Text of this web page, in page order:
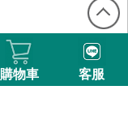
購物車 客服